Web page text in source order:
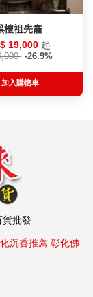
檀祖先龕
19,000 起
-26.9%
加入購物車
批發
沉香推薦 彰化佛